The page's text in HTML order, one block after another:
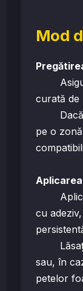
Mod
curată de
Dacă
pe o
Aplicați
cu
Lăsați
sau, în
petelor